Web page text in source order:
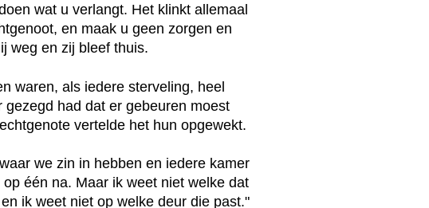
wat u verlangt. Het klinkt allemaal
en maak u geen zorgen en
weg en zij bleef thuis.
waren, als iedere sterveling, heel
had dat er gebeuren moest
vertelde het hun opgewekt.
we zin in hebben en iedere kamer
één na. Maar ik weet niet welke dat
ik weet niet op welke deur die past."